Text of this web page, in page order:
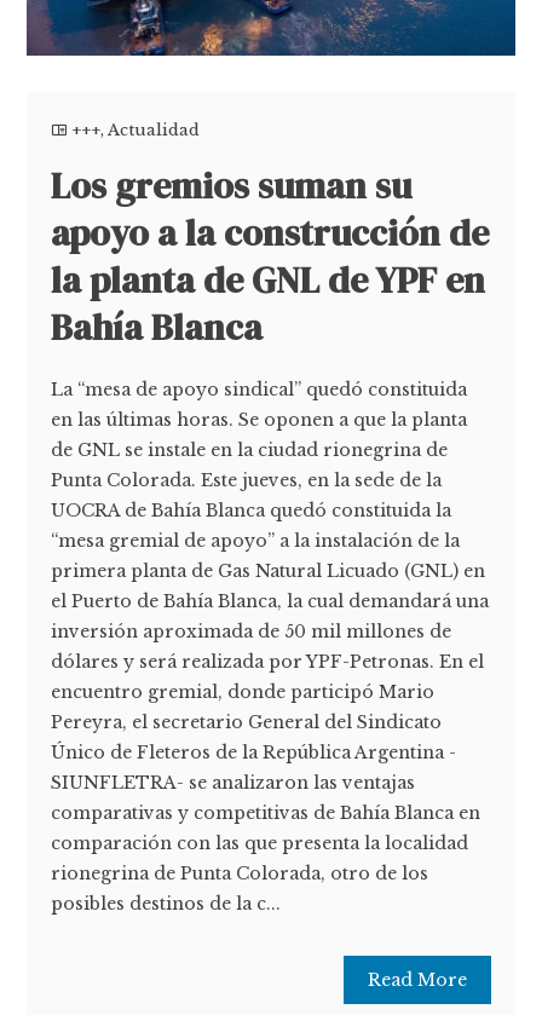
+++,Actualidad
Los gremios suman su
apoyo a la construcción de
la planta de GNL de YPF en
Bahía Blanca
La “mesa de apoyo sindical” quedó constituida
en las últimas horas. Se oponen a que la planta
de GNL se instale en la ciudad rionegrina de
Punta Colorada. Este jueves, en la sede de la
UOCRA de Bahía Blanca quedó constituida la
“mesa gremial de apoyo” a la instalación de la
primera planta de Gas Natural Licuado (GNL) en
el Puerto de Bahía Blanca, la cual demandará una
inversión aproximada de 50 mil millones de
dólares y será realizada por YPF-Petronas. En el
encuentro gremial, donde participó Mario
Pereyra, el secretario General del Sindicato
Único de Fleteros de la República Argentina -
SIUNFLETRA- se analizaron las ventajas
comparativas y competitivas de Bahía Blanca en
comparación con las que presenta la localidad
rionegrina de Punta Colorada, otro de los
posibles destinos de la c...
Read More